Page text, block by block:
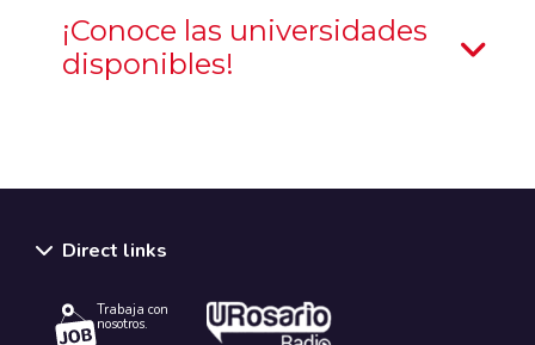
¡Conoce las universidades
disponibles!
Direct links
Trabaja con
nosotros.